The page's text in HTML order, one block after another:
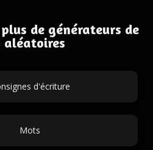
de générateurs de
aléatoires
d'écriture
Mots